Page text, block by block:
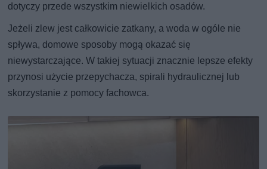
dotyczy przede wszystkim niewielkich osadów.
Jeżeli zlew jest całkowicie zatkany, a woda w ogóle nie
spływa, domowe sposoby mogą okazać się
niewystarczające. W takiej sytuacji znacznie lepsze efekty
przynosi użycie przepychacza, spirali hydraulicznej lub
skorzystanie z pomocy fachowca.